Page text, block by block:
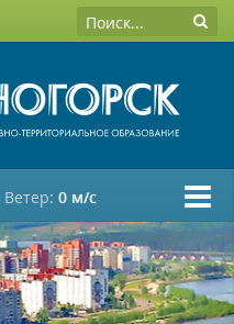
Ветер: 0 м/c